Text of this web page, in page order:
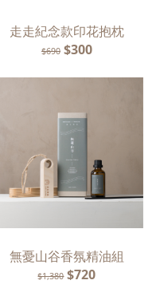
走走紀念款印花抱枕
$690 $300
無憂山谷香氛精油組
$1,380 $720